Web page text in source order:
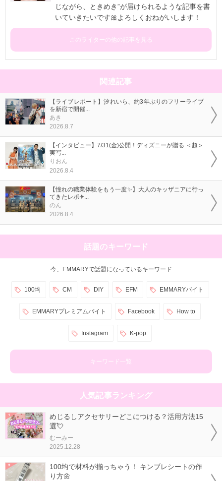
じながら、ときめき”が届けられるような記事を書
いていきたいです🎀よろしくおねがいします！
このライターの他の記事を見る
関連記事
【ライブレポート】汐れいら、約3年ぶりのフリーライブ
を新宿で開催...
あき
2026.8.7
【インタビュー】7/31(金)公開！ディズニーが贈る ＜超＞
実写...
りおん
2026.8.4
【憧れの職業体験をもう一度✨】大人のキッザニアに行っ
てきたレポ✈...
のん
2026.8.4
話題のキーワード
今、EMMARYで話題になっているキーワード
100均 CM DIY EFM EMMARYバイト
EMMARYプレミアムバイト Facebook How to
Instagram K-pop
キーワード一覧
人気記事ランキング
めじるしアクセサリーどこにつける？活用方法15
選💘
むーみー
2025.12.28
100均で材料が揃っちゃう！ キンブレシートの作
り方🌼